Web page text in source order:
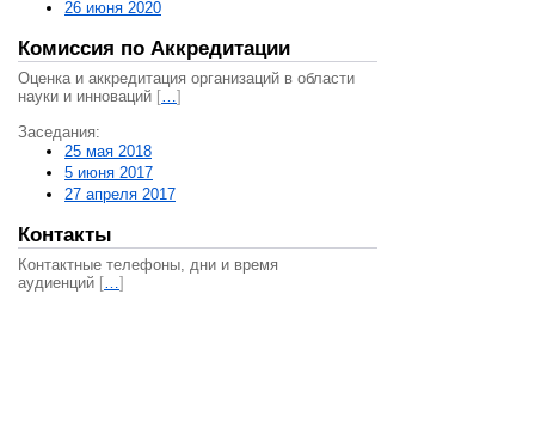
26 июня 2020
Комиссия по Аккредитации
Оценка и аккредитация организаций в области
науки и инноваций […]
Заседания:
25 мая 2018
5 июня 2017
27 апреля 2017
Контакты
Контактные телефоны, дни и время
аудиенций […]